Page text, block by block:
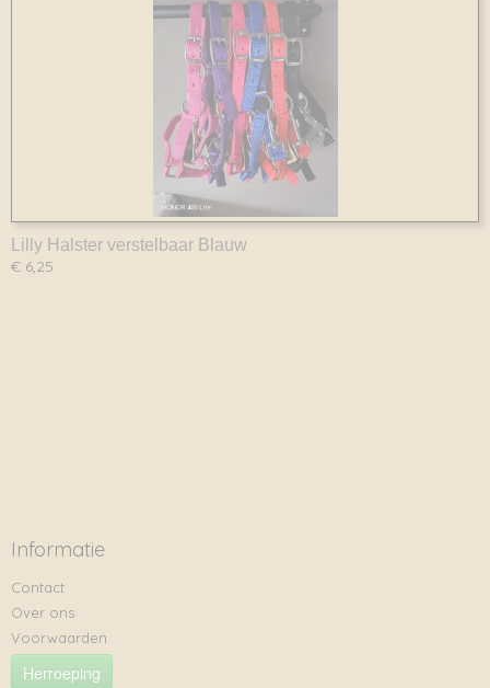
Lilly Halster verstelbaar Blauw
€ 6,25
Informatie
Contact
Over ons
Voorwaarden
Herroeping